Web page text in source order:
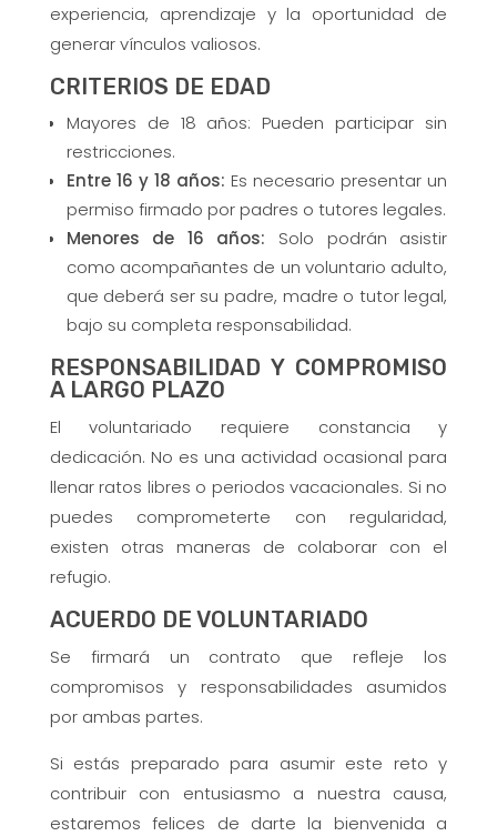
experiencia, aprendizaje y la oportunidad de
generar vínculos valiosos.
CRITERIOS DE EDAD
Mayores de 18 años: Pueden participar sin
restricciones.
Entre 16 y 18 años: Es necesario presentar un
permiso firmado por padres o tutores legales.
Menores de 16 años: Solo podrán asistir
como acompañantes de un voluntario adulto,
que deberá ser su padre, madre o tutor legal,
bajo su completa responsabilidad.
RESPONSABILIDAD Y COMPROMISO
A LARGO PLAZO
El voluntariado requiere constancia y
dedicación. No es una actividad ocasional para
llenar ratos libres o periodos vacacionales. Si no
puedes comprometerte con regularidad,
existen otras maneras de colaborar con el
refugio.
ACUERDO DE VOLUNTARIADO
Se firmará un contrato que refleje los
compromisos y responsabilidades asumidos
por ambas partes.
Si estás preparado para asumir este reto y
contribuir con entusiasmo a nuestra causa,
estaremos felices de darte la bienvenida a